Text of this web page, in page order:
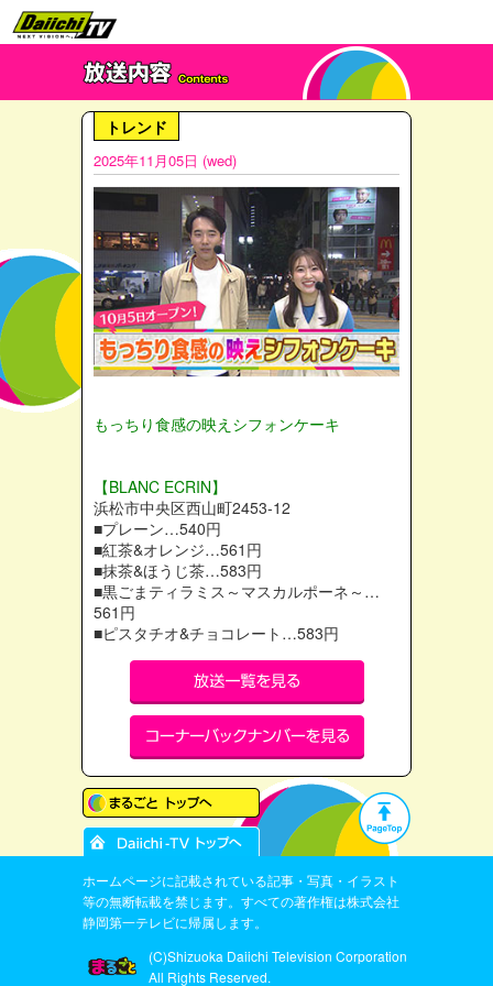
トレンド
2025年11月05日 (wed)
もっちり食感の映えシフォンケーキ
【BLANC ECRIN】
浜松市中央区西山町2453-12
■プレーン…540円
■紅茶&オレンジ…561円
■抹茶&ほうじ茶…583円
■黒ごまティラミス～マスカルポーネ～…
561円
■ピスタチオ&チョコレート…583円
ホームページに記載されている記事・写真・イラスト
等の無断転載を禁じます。すべての著作権は株式会社
静岡第一テレビに帰属します。
(C)Shizuoka Daiichi Television Corporation
All Rights Reserved.